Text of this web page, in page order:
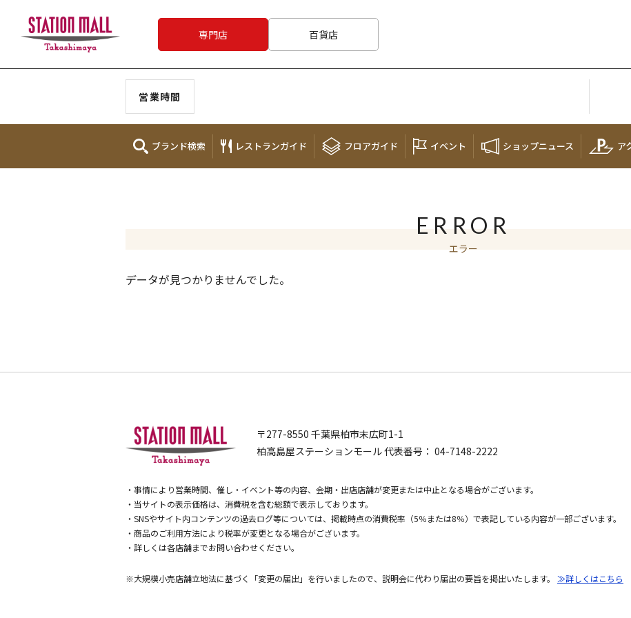
専門店 百貨店
営業時間
ブランド検索 レストランガイド フロアガイド イベント ショップニュース ア
ERROR
エラー
データが見つかりませんでした。
〒277-8550 千葉県柏市末広町1-1
柏高島屋ステーションモール 代表番号： 04-7148-2222
・事情により営業時間、催し・イベント等の内容、会期・出店店舗が変更または中止となる場合がございます。
・当サイトの表示価格は、消費税を含む総額で表示しております。
・SNSやサイト内コンテンツの過去ログ等については、掲載時点の消費税率（5％または8％）で表記している内容が一部ございます。
・商品のご利用方法により税率が変更となる場合がございます。
・詳しくは各店舗までお問い合わせください。
※大規模小売店舗立地法に基づく「変更の届出」を行いましたので、説明会に代わり届出の要旨を掲出いたします。 ≫詳しくはこちら